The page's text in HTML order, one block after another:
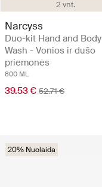
2 vnt.
Narcyss
Duo-kit Hand and Body
Wash - Vonios ir dušo
priemonės
800 ML
39.53 € 52.71 €
20% Nuolaida